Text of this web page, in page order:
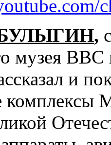
,
музея
и
комплексы